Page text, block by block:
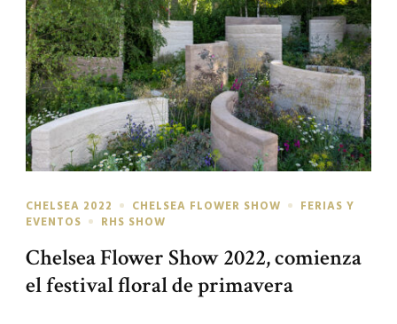
CHELSEA 2022 CHELSEA FLOWER SHOW
FERIAS Y
EVENTOS
RHS SHOW
Chelsea Flower Show 2022, comienza
el festival floral de primavera